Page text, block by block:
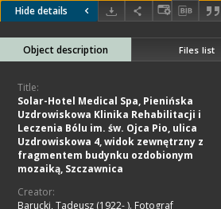
Hide details
Object description Files list
Title:
Solar-Hotel Medical Spa, Pienińska
Uzdrowiskowa Klinika Rehabilitacji i
Leczenia Bólu im. św. Ojca Pio, ulica
Uzdrowiskowa 4, widok zewnętrzny z
fragmentem budynku ozdobionym
mozaiką, Szczawnica
Creator:
Barucki, Tadeusz (1922- ). Fotograf